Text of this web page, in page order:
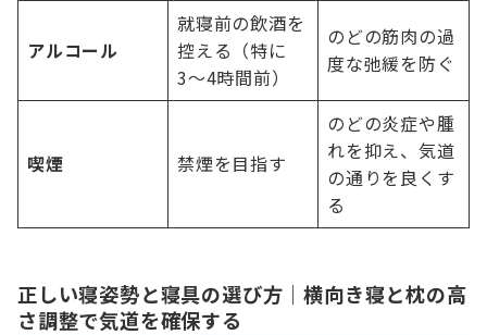
アルコール
就寝前の飲酒を
控える（特に
3〜4時間前）
のどの筋肉の過
度な弛緩を防ぐ
喫煙 禁煙を目指す
のどの炎症や腫
れを抑え、気道
の通りを良くす
る
正しい寝姿勢と寝具の選び方｜横向き寝と枕の高
さ調整で気道を確保する